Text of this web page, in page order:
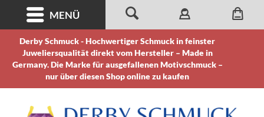
Derby Schmuck - Hochwertiger Schmuck in feinster
Juweliersqualität direkt vom Hersteller – Made in
Germany. Die Marke für ausgefallenen Motivschmuck –
nur über diesen Shop online zu kaufen
MENÜ